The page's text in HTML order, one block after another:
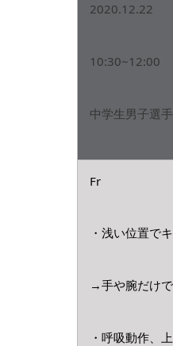
2020.12.22
10:30~12:00
中学生男子選手
Fr
・浅い位置で
→手や腕だけ
・呼吸動作、